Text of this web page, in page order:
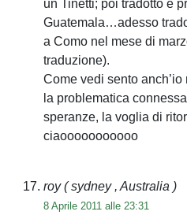
un Tinetti; poi tradotto e
Guatemala…adesso
a Como nel mese di
traduzione).
Come vedi sento anch’io
la problematica
speranze, la voglia di
ciaooooooooooo
roy( sydney , Australia )
8 Aprile 2011 alle 23:31